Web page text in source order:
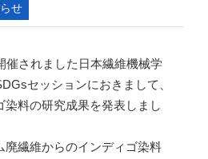
せ
催されました日本繊維機械学
セッションにおきまして、
染料の研究成果を発表しまし
廃繊維からのインディゴ染料